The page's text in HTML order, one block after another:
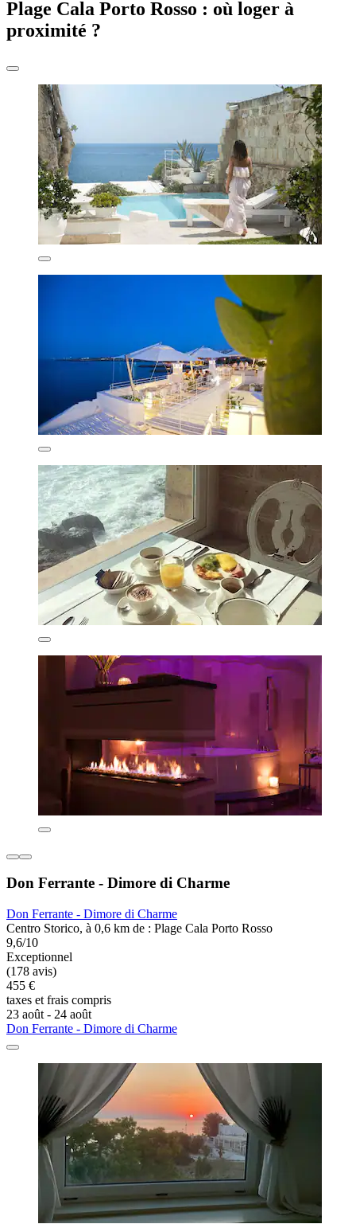
Plage Cala Porto Rosso : où loger à
proximité ?
Don Ferrante - Dimore di Charme
Don Ferrante - Dimore di Charme
Centro Storico, à 0,6 km de : Plage Cala Porto Rosso
9,6/10
Exceptionnel
(178 avis)
455 €
taxes et frais compris
23 août - 24 août
Don Ferrante - Dimore di Charme